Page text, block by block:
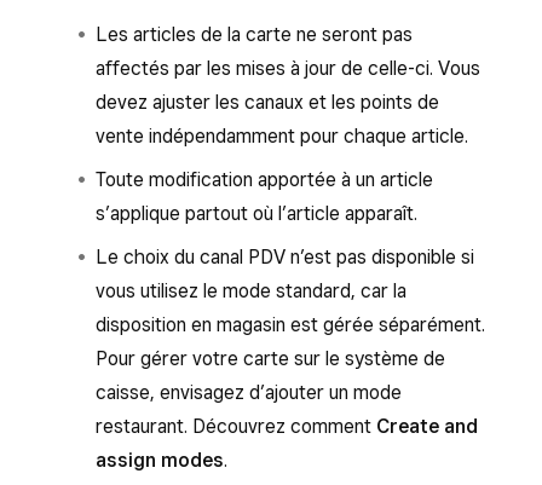
Les articles de la carte ne seront pas
affectés par les mises à jour de celle-ci. Vous
devez ajuster les canaux et les points de
vente indépendamment pour chaque article.
Toute modification apportée à un article
s’applique partout où l’article apparaît.
Le choix du canal PDV n’est pas disponible si
vous utilisez le mode standard, car la
disposition en magasin est gérée séparément.
Pour gérer votre carte sur le système de
caisse, envisagez d’ajouter un mode
restaurant. Découvrez comment Create and
assign modes.